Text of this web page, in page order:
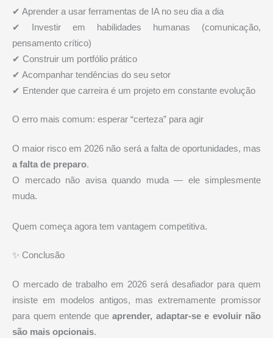
✔ Aprender a usar ferramentas de IA no seu dia a dia
✔ Investir em habilidades humanas (comunicação,
pensamento crítico)
✔ Construir um portfólio prático
✔ Acompanhar tendências do seu setor
✔ Entender que carreira é um projeto em constante evolução
O erro mais comum: esperar “certeza” para agir
O maior risco em 2026 não será a falta de oportunidades, mas
a falta de preparo.
O mercado não avisa quando muda — ele simplesmente
muda.
Quem começa agora tem vantagem competitiva.
✨ Conclusão
O mercado de trabalho em 2026 será desafiador para quem
insiste em modelos antigos, mas extremamente promissor
para quem entende que aprender, adaptar-se e evoluir não
são mais opcionais.